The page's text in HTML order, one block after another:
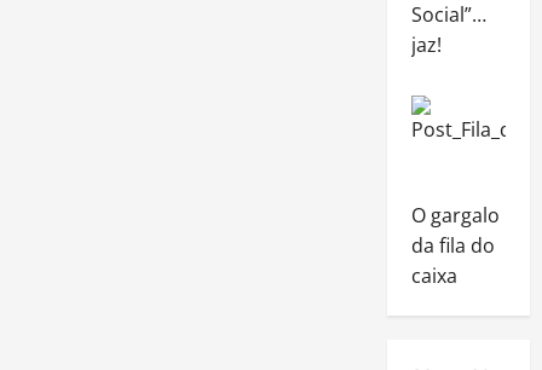
Social”…
jaz!
O gargalo
da fila do
caixa